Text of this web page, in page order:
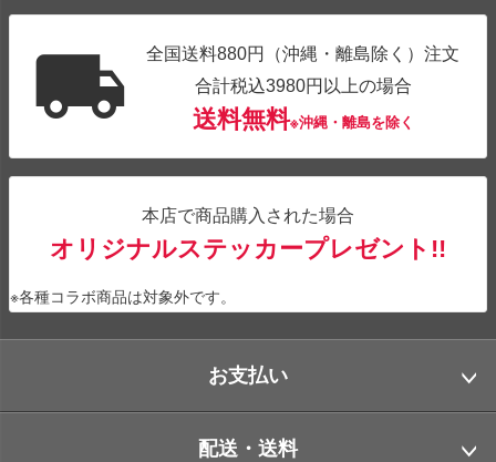
全国送料880円（沖縄・離島除く）注文
合計税込3980円以上の場合
送料無料※沖縄・離島を除く
本店で商品購入された場合
オリジナルステッカープレゼント!!
※各種コラボ商品は対象外です。
お支払い
配送・送料